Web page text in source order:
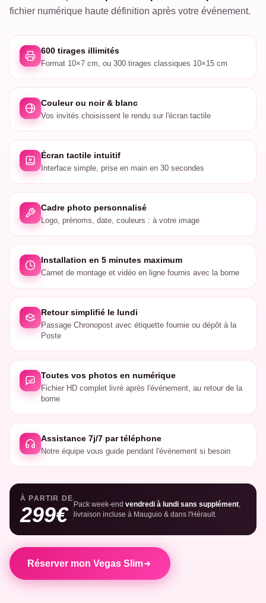
fichier numérique haute définition après votre événement.
600 tirages illimités
Format 10×7 cm, ou 300 tirages classiques 10×15 cm
Couleur ou noir & blanc
Vos invités choisissent le rendu sur l'écran tactile
Écran tactile intuitif
Interface simple, prise en main en 30 secondes
Cadre photo personnalisé
Logo, prénoms, date, couleurs : à votre image
Installation en 5 minutes maximum
Carnet de montage et vidéo en ligne fournis avec la borne
Retour simplifié le lundi
Passage Chronopost avec étiquette fournie ou dépôt à la
Poste
Toutes vos photos en numérique
Fichier HD complet livré après l'événement, au retour de la
borne
Assistance 7j/7 par téléphone
Notre équipe vous guide pendant l'événement si besoin
À PARTIR DE
299€ Pack week-endvendredi à lundi sans supplément,
livraison incluse à Mauguio & dans l'Hérault.
Réserver mon Vegas Slim